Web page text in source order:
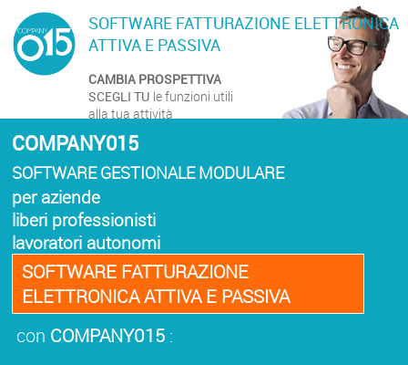
SOFTWARE FATTURAZIONE ELETTRONICA
ATTIVA E PASSIVA
CAMBIA PROSPETTIVA
SCEGLI TU le funzioni utili
alla tua attività
COMPANY015
SOFTWARE GESTIONALE MODULARE
per aziende
liberi professionisti
lavoratori autonomi
SOFTWARE FATTURAZIONE
ELETTRONICA ATTIVA E PASSIVA
con COMPANY015 :